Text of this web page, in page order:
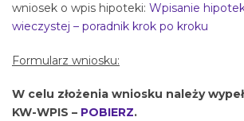
wniosek o wpis hipoteki: Wpisanie
wieczystej – poradnik krok po kroku
Formularz wniosku:
W celu złożenia wniosku należy
KW-WPIS – POBIERZ.